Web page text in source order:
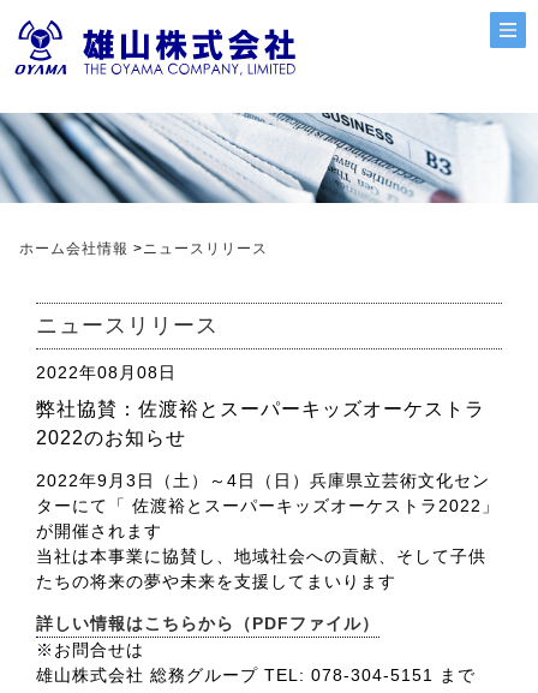
ホーム会社情報 >ニュースリリース
ニュースリリース
2022年08月08日
弊社協賛：佐渡裕とスーパーキッズオーケストラ
2022のお知らせ
2022年9月3日（土）～4日（日）兵庫県立芸術文化セン
ターにて「 佐渡裕とスーパーキッズオーケストラ2022」
が開催されます
当社は本事業に協賛し、地域社会への貢献、そして子供
たちの将来の夢や未来を支援してまいります
詳しい情報はこちらから（PDFファイル）
※お問合せは
雄山株式会社 総務グループ TEL: 078-304-5151 まで